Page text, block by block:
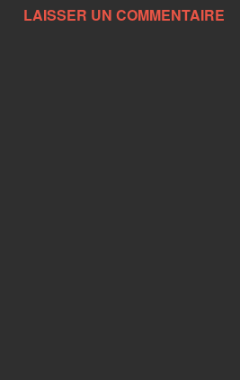
LAISSER UN COMMENTAIRE